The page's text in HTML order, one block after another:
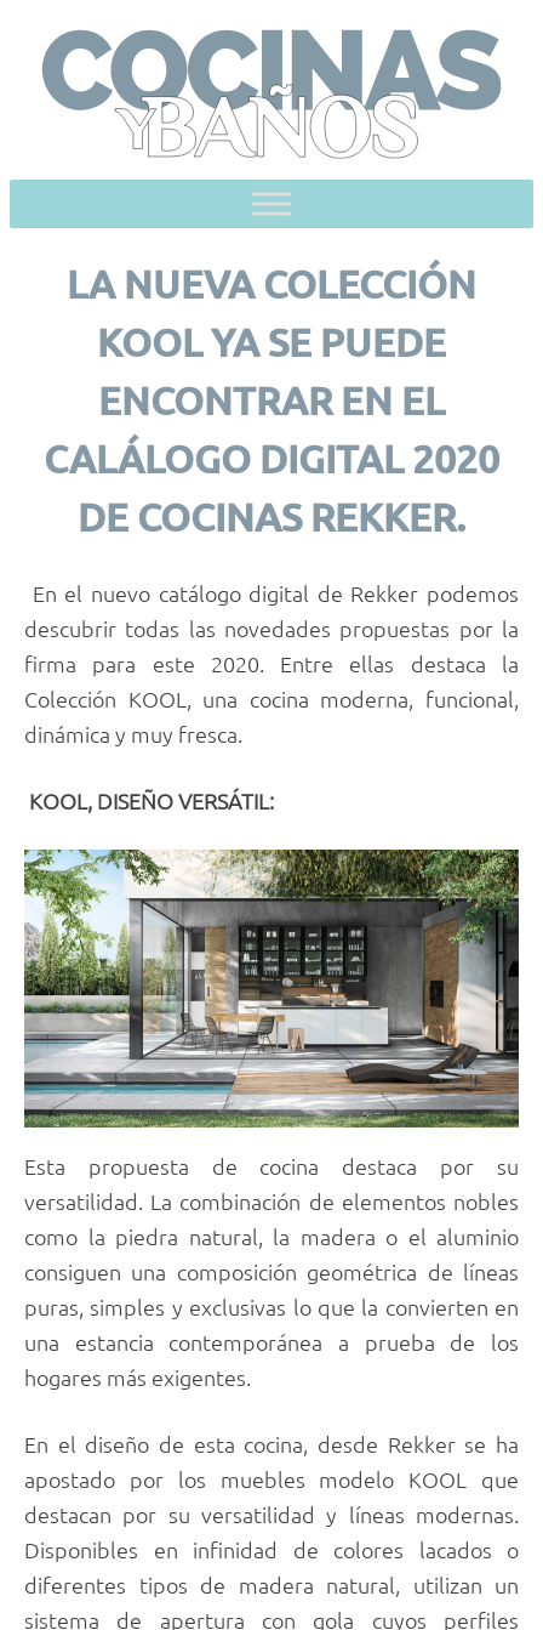
content
LA NUEVA COLECCIÓN
KOOL YA SE PUEDE
ENCONTRAR EN EL
CALÁLOGO DIGITAL 2020
DE COCINAS REKKER.
En el nuevo catálogo digital de Rekker podemos
descubrir todas las novedades propuestas por la
firma para este 2020. Entre ellas destaca la
Colección KOOL, una cocina moderna, funcional,
dinámica y muy fresca.
KOOL, DISEÑO VERSÁTIL:
Esta propuesta de cocina destaca por su
versatilidad. La combinación de elementos nobles
como la piedra natural, la madera o el aluminio
consiguen una composición geométrica de líneas
puras, simples y exclusivas lo que la convierten en
una estancia contemporánea a prueba de los
hogares más exigentes.
En el diseño de esta cocina, desde Rekker se ha
apostado por los muebles modelo KOOL que
destacan por su versatilidad y líneas modernas.
Disponibles en infinidad de colores lacados o
diferentes tipos de madera natural, utilizan un
sistema de apertura con gola cuyos perfiles